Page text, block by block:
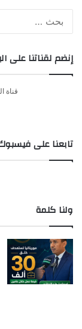
إنضم لقناتنا على
تابعنا على
ولنا كلمة